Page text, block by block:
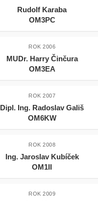
Rudolf Karaba
OM3PC
ROK 2006
MUDr. Harry Činčura
OM3EA
ROK 2007
Dipl. Ing. Radoslav Gališ
OM6KW
ROK 2008
Ing. Jaroslav Kubíček
OM1II
ROK 2009